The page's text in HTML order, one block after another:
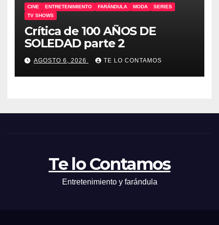
CINE ENTRETENIMIENTO FARÁNDULA MODA
SERIES
TV SHOWS
Crítica de 100 AÑOS DE
SOLEDAD parte 2
AGOSTO 6, 2026 TE LO CONTAMOS
Te lo Contamos
Entretenimiento y farándula